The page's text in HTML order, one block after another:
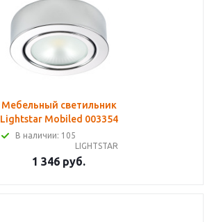
Мебельный светильник
Lightstar Mobiled 003354
В наличии: 105
LIGHTSTAR
1 346 руб.